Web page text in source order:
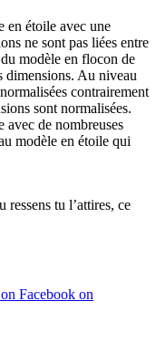
en étoile avec une
ne sont pas liées entre
modèle en flocon de
dimensions. Au niveau
contrairement
sont normalisées.
avec de nombreuses
modèle en étoile qui
ressens tu l’attires, ce
on Facebook on